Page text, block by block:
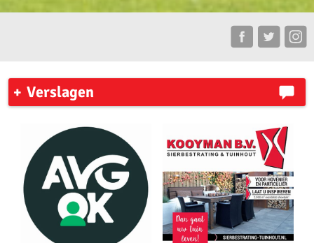
Verslagen
Ronde Venen Marathon 2023
New York City Marathon
Zilveren Turfloop 2023
My Road To Amsterdam